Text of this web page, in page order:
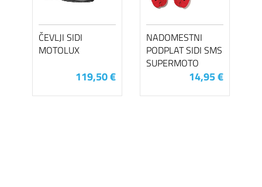
ČEVLJI SIDI
MOTOLUX
119,50 €
NADOMESTNI
PODPLAT SIDI SMS
SUPERMOTO
14,95 €